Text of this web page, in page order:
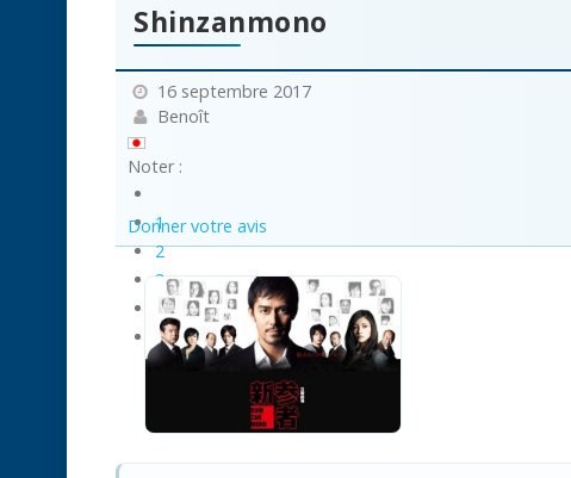
Shinzanmono
16 septembre 2017
Benoît
Noter :
1
2
3
4
5
Donner votre avis